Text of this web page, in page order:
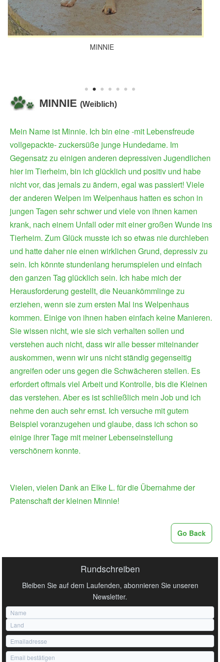
MINNIE (Weiblich)
Mein Name ist Minnie. Ich bin eine -mit Lebensfreude
vollgepackte- zuckersüße junge Hundedame. Im
Gegensatz zu einigen anderen depressiven Jugendlichen
hier im Tierheim, bin ich glücklich und positiv und habe
nicht vor, das jemals zu ändern, egal was passiert! Viele
der anderen Welpen im Welpenhaus hatten es schon in
jungen Tagen sehr schwer und viele von ihnen kamen
krank, nach einem Unfall oder mit einer großen Wunde ins
Tierheim. Zum Glück musste ich so etwas nie durchleben
und hatte daher nie einen wirklichen Grund, depressiv zu
sein. Ich könnte stundenlang herumspielen und einfach
den ganzen Tag glücklich sein. Ich habe mich der
Herausforderung gestellt, die Neuankömmlinge zu
erziehen, wenn sie zum ersten Mal ins Welpenhaus
kommen. Einige von ihnen haben einfach keine Manieren.
Sie wissen nicht, wie sie sich verhalten sollen und
verstehen auch nicht, dass wir alle besser miteinander
auskommen, wenn wir uns nicht ständig gegenseitig
angreifen oder uns gegen die Schwächeren stellen. Es
erfordert oftmals viel Arbeit und Kontrolle, bis die Kleinen
das verstehen. Aber es ist schließlich mein Job und ich
nehme den auch sehr ernst. Ich versuche mit gutem
Beispiel voranzugehen und glaube, dass ich schon so
einige ihrer Tage mit meiner Lebenseinstellung
verschönern konnte.
Vielen, vielen Dank an Elke L. für die Übernahme der
Patenschaft der kleinen Minnie!
Go Back
Rundschreiben
Bleiben Sie auf dem Laufenden, abonnieren Sie unseren
Newsletter.